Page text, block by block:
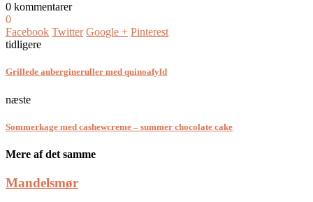
0 kommentarer
0
Facebook Twitter Google + Pinterest
tidligere
Grillede aubergineruller med quinoafyld
næste
Sommerkage med cashewcreme – summer chocolate cake
Mere af det samme
Mandelsmør